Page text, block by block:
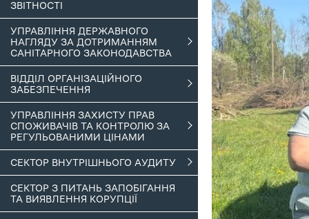
ЗВІТНОСТІ
УПРАВЛІННЯ ДЕРЖАВНОГО
НАГЛЯДУ ЗА ДОТРИМАННЯМ
САНІТАРНОГО ЗАКОНОДАВСТВА
ВІДДІЛ ОРГАНІЗАЦІЙНОГО
ЗАБЕЗПЕЧЕННЯ
УПРАВЛІННЯ ЗАХИСТУ ПРАВ
СПОЖИВАЧІВ ТА КОНТРОЛЮ ЗА
РЕГУЛЬОВАНИМИ ЦІНАМИ
СЕКТОР ВНУТРІШНЬОГО АУДИТУ
СЕКТОР З ПИТАНЬ ЗАПОБІГАННЯ
ТА ВИЯВЛЕННЯ КОРУПЦІЇ